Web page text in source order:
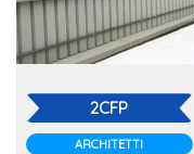
2CFP
ARCHITETTI